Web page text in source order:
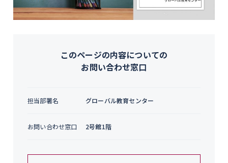
このページの内容についての
お問い合わせ窓口
担当部署名 グローバル教育センター
お問い合わせ窓口 2号館1階